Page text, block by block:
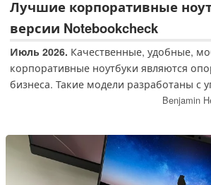
Лучшие корпоративные
версии Notebookcheck
Июль 2026. Качественные, удобные,
корпоративные ноутбуки являются
бизнеса. Такие модели разработаны с
прочность корпуса, хорошуюBenjamin